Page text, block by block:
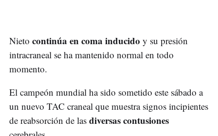
Nieto continúa en coma inducido y su presión
intracraneal se ha mantenido normal en todo
momento.
El campeón mundial ha sido sometido este sábado a
un nuevo TAC craneal que muestra signos incipientes
de reabsorción de las diversas contusiones